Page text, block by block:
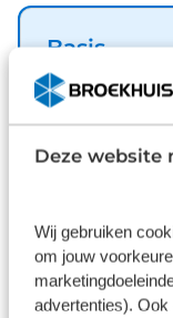
Deze website
Wij gebruiken
om jouw
advertenties). Ook
koplampen,
neerklapbare
achter de auto
Connected
Citroën is
kunt ook de
Voorzien van
voor telefoons
Basis
Inbegrepen
Dit pakket is
logisch dat u
Gekozen